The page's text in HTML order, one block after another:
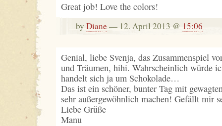
Great job! Love the colors!
by Diane — 12. April 2013 @ 15:06
Genial, liebe Svenja, das Zusammenspiel
und Träumen, hihi. Wahrscheinlich würde
handelt sich ja um Schokolade…
Das ist ein schöner, bunter Tag mit
sehr außergewöhnlich machen! Gefällt mir
Liebe Grüße
Manu